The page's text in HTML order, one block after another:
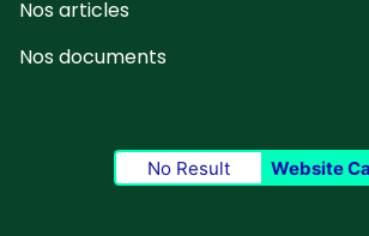
Nos articles
Nos documents
No Result Website